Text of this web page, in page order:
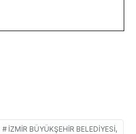
İZMIR BÜYÜKŞEHIR BELEDIYESI,